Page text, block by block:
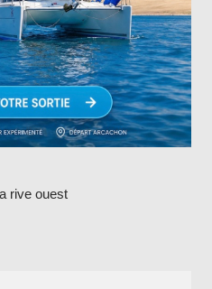
rive ouest